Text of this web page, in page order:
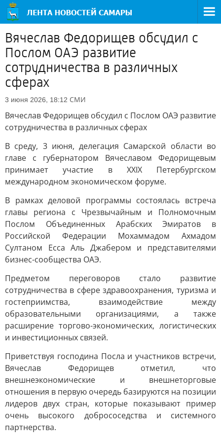
Вячеслав Федорищев обсудил с
Послом ОАЭ развитие
сотрудничества в различных
сферах
3 июня 2026, 18:12 СМИ
Вячеслав Федорищев обсудил с Послом ОАЭ развитие
сотрудничества в различных сферах
В среду, 3 июня, делегация Самарской области во
главе с губернатором Вячеславом Федорищевым
принимает участие в ХХIХ Петербургском
международном экономическом форуме.
В рамках деловой программы состоялась встреча
главы региона с Чрезвычайным и Полномочным
Послом Объединенных Арабских Эмиратов в
Российской Федерации Мохаммадом Ахмадом
Султаном Есса Аль Джабером и представителями
бизнес-сообщества ОАЭ.
Предметом переговоров стало развитие
сотрудничества в сфере здравоохранения, туризма и
гостеприимства, взаимодействие между
образовательными организациями, а также
расширение торгово-экономических, логистических
и инвестиционных связей.
Приветствуя господина Посла и участников встречи,
Вячеслав Федорищев отметил, что
внешнеэкономические и внешнеторговые
отношения в первую очередь базируются на позиции
лидеров двух стран, которые показывают пример
очень высокого добрососедства и системного
партнерства.